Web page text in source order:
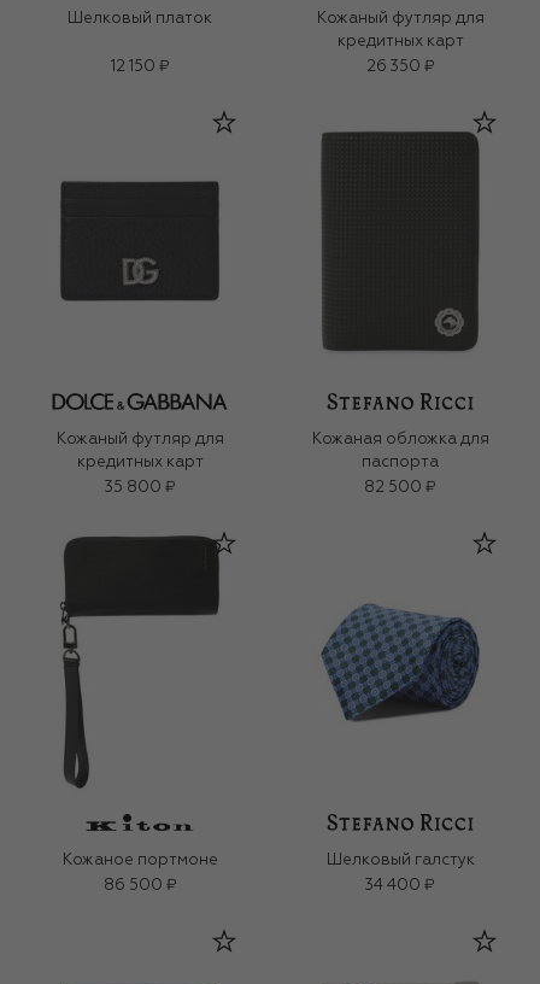
Шелковый платок
12 150 ₽
Кожаный футляр для
кредитных карт
26 350 ₽
Кожаный футляр для
кредитных карт
35 800 ₽
Кожаная обложка для
паспорта
82 500 ₽
Кожаное портмоне
86 500 ₽
Шелковый галстук
34 400 ₽